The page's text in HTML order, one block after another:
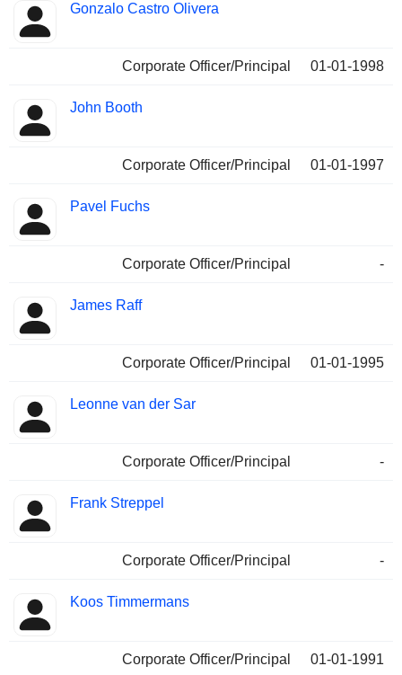
Gonzalo Castro Olivera
Corporate Officer/Principal 01-01-1998
John Booth
Corporate Officer/Principal 01-01-1997
Pavel Fuchs
Corporate Officer/Principal -
James Raff
Corporate Officer/Principal 01-01-1995
Leonne van der Sar
Corporate Officer/Principal -
Frank Streppel
Corporate Officer/Principal -
Koos Timmermans
Corporate Officer/Principal 01-01-1991